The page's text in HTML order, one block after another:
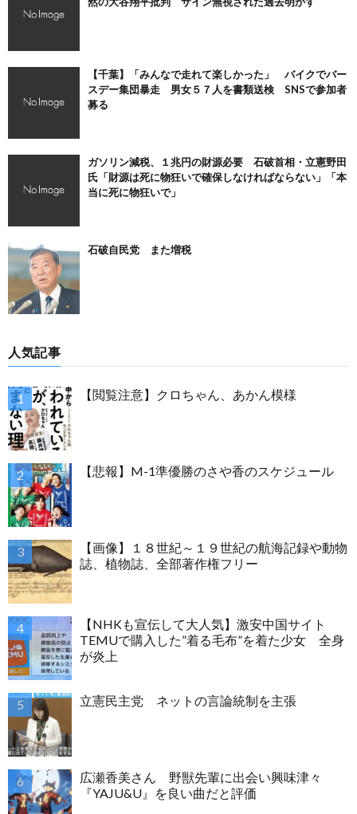
【千葉】「みんなで走れて楽しかった」 バイクでバー
スデー集団暴走 男女５７人を書類送検 SNSで参加者
募る
ガソリン減税、１兆円の財源必要 石破首相・立憲野田
氏「財源は死に物狂いで確保しなければならない」「本
当に死に物狂いで」
石破自民党 また増税
人気記事
【閲覧注意】クロちゃん、あかん模様
【悲報】M-1準優勝のさや香のスケジュール
【画像】１８世紀～１９世紀の航海記録や動物
誌、植物誌、全部著作権フリー
【NHKも宣伝して大人気】激安中国サイト
TEMUで購入した”着る毛布”を着た少女 全身
が炎上
立憲民主党 ネットの言論統制を主張
広瀬香美さん 野獣先輩に出会い興味津々
『YAJU&U』を良い曲だと評価